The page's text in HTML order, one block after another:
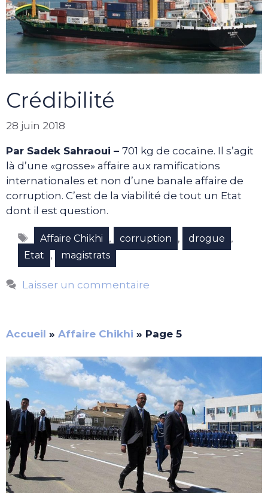
Crédibilité
28 juin 2018
Par Sadek Sahraoui – 701 kg de cocaïne. Il s’agit
là d’une «grosse» affaire aux ramifications
internationales et non d’une banale affaire de
corruption. C’est de la viabilité de tout un Etat
dont il est question.
Étiquettes
Affaire Chikhi , corruption , drogue ,
Etat , magistrats
Laisser un commentaire
Accueil » Affaire Chikhi » Page 5